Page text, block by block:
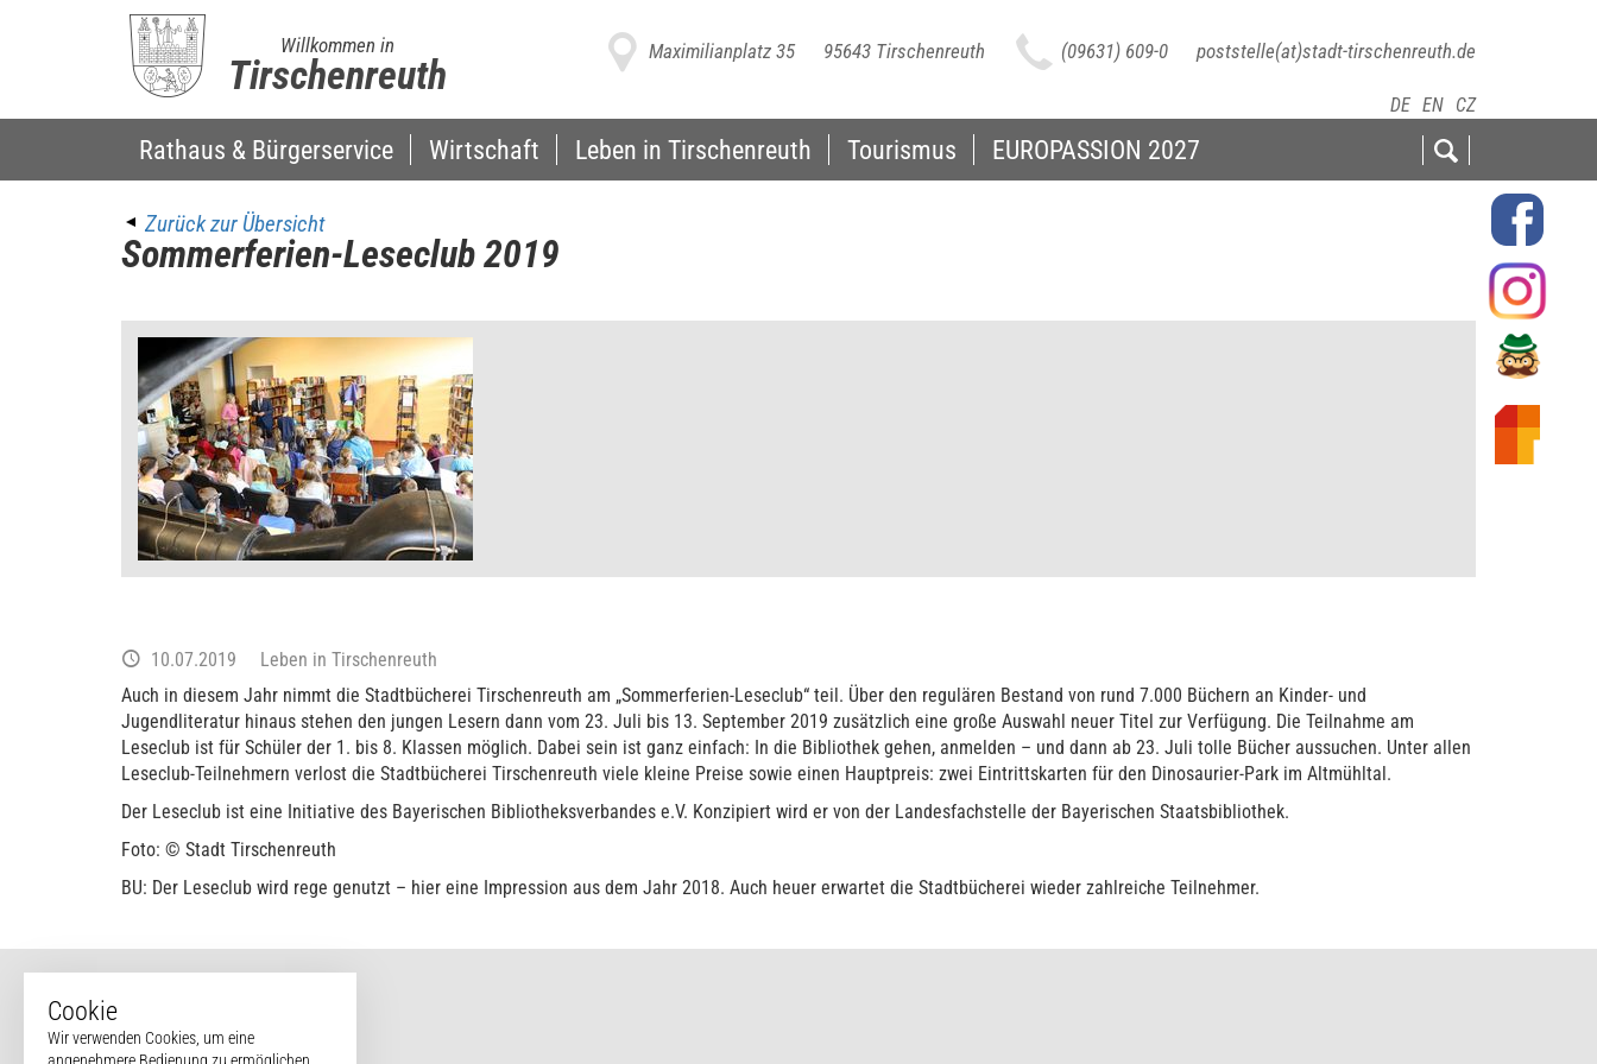
Willkommen in
Tirschenreuth Maximilianplatz 35
h 95643 Tirschenreuth (09631) 609-0
i poststelle(at)stadt-tirschenreuth.de
DE EN CZ
Rathaus & Bürgerservice Wirtschaft Leben in Tirschenreuth Tourismus EUROPASSION 2027
Zurück zur Übersicht
Sommerferien-Leseclub 2019
10.07.2019
Leben in Tirschenreuth
Auch in diesem Jahr nimmt die Stadtbücherei Tirschenreuth am „Sommerferien-Leseclub“ teil. Über den regulären Bestand von rund 7.000 Büchern an Kinder- und
Jugendliteratur hinaus stehen den jungen Lesern dann vom 23. Juli bis 13. September 2019 zusätzlich eine große Auswahl neuer Titel zur Verfügung. Die Teilnahme am
Leseclub ist für Schüler der 1. bis 8. Klassen möglich. Dabei sein ist ganz einfach: In die Bibliothek gehen, anmelden – und dann ab 23. Juli tolle Bücher aussuchen. Unter allen
Leseclub-Teilnehmern verlost die Stadtbücherei Tirschenreuth viele kleine Preise sowie einen Hauptpreis: zwei Eintrittskarten für den Dinosaurier-Park im Altmühltal.
Der Leseclub ist eine Initiative des Bayerischen Bibliotheksverbandes e.V. Konzipiert wird er von der Landesfachstelle der Bayerischen Staatsbibliothek.
Foto: © Stadt Tirschenreuth
BU: Der Leseclub wird rege genutzt – hier eine Impression aus dem Jahr 2018. Auch heuer erwartet die Stadtbücherei wieder zahlreiche Teilnehmer.
Cookie
Wir verwenden Cookies, um eine